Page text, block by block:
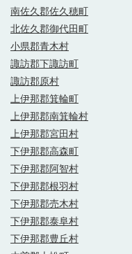
南佐久郡佐久穂町
北佐久郡御代田町
小県郡青木村
諏訪郡下諏訪町
諏訪郡原村
上伊那郡箕輪町
上伊那郡南箕輪村
上伊那郡宮田村
下伊那郡高森町
下伊那郡阿智村
下伊那郡根羽村
下伊那郡売木村
下伊那郡泰阜村
下伊那郡豊丘村